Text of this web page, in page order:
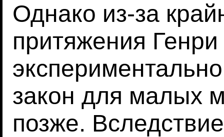
Однако из-за
притяжения
закон для малых
позже.